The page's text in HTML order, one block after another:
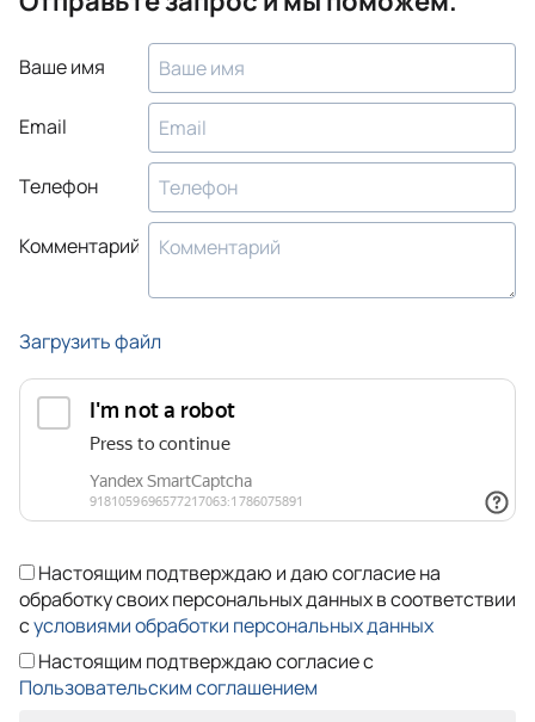
Ваше имя
Email
Телефон
Комментарий
Загрузить файл
Настоящим подтверждаю и даю согласие на
обработку своих персональных данных в соответствии
сусловиями обработки персональных данных
Настоящим подтверждаю согласие с
Пользовательским соглашением